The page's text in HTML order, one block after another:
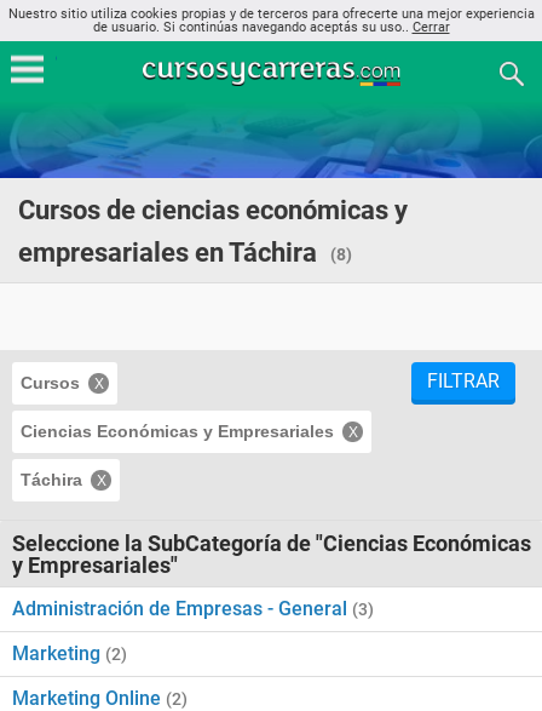
Nuestro sitio utiliza cookies propias y de terceros para ofrecerte una mejor experiencia
de usuario. Si continúas navegando aceptás su uso.. Cerrar
Cursos de ciencias económicas y
empresariales en Táchira
(8)
Cursos
Ciencias Económicas y Empresariales
Táchira
FILTRAR
Seleccione la SubCategoría de "Ciencias Económicas
y Empresariales"
Administración de Empresas - General (3)
Marketing (2)
Marketing Online (2)